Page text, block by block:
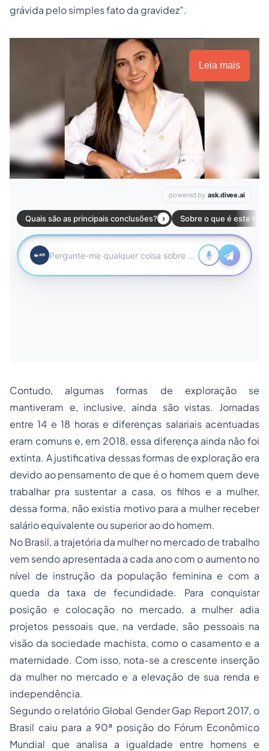
grávida pelo simples fato da gravidez”.
Leia mais
Contudo, algumas formas de exploração se
mantiveram e, inclusive, ainda são vistas. Jornadas
entre 14 e 18 horas e diferenças salariais acentuadas
eram comuns e, em 2018, essa diferença ainda não foi
extinta. A justificativa dessas formas de exploração era
devido ao pensamento de que é o homem quem deve
trabalhar pra sustentar a casa, os filhos e a mulher,
dessa forma, não existia motivo para a mulher receber
salário equivalente ou superior ao do homem.
No Brasil, a trajetória da mulher no mercado de trabalho
vem sendo apresentada a cada ano com o aumento no
nível de instrução da população feminina e com a
queda da taxa de fecundidade. Para conquistar
posição e colocação no mercado, a mulher adia
projetos pessoais que, na verdade, são pessoais na
visão da sociedade machista, como o casamento e a
maternidade. Com isso, nota-se a crescente inserção
da mulher no mercado e a elevação de sua renda e
independência.
Segundo o relatório Global Gender Gap Report 2017, o
Brasil caiu para a 90ª posição do Fórum Econômico
Mundial que analisa a igualdade entre homens e